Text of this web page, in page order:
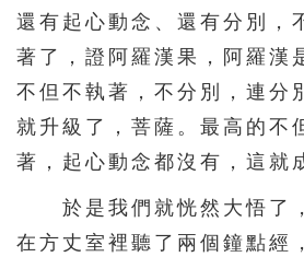
還有起心動念、還有分別，
著了，證阿羅漢果，阿羅漢
不但不執著，不分別，連分
就升級了，菩薩。最高的不
著，起心動念都沒有，這就
於是我們就恍然大悟了
在方丈室裡聽了兩個鐘點經